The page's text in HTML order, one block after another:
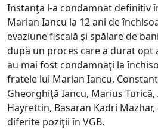
Instanţa l-a condamnat definitiv
Marian Iancu la 12 ani de
evaziune fiscală şi spălare de
după un proces care a durat opt
au mai fost condamnaţi la
fratele lui Marian Iancu,
Gheorghiţă Iancu, Marius
Hayrettin, Basaran Kadri
diferite poziţii în VGB.